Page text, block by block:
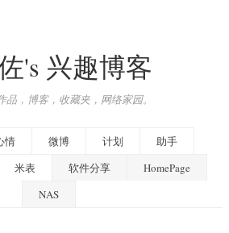
's 兴趣博客
品，博客，收藏夹，网络家园。
情 微博 计划
助手
米表 软件分享
HomePage
NAS